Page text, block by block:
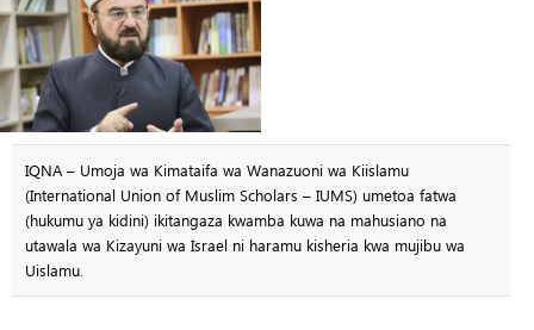
IQNA – Umoja wa Kimataifa wa Wanazuoni wa Kiislamu
(International Union of Muslim Scholars – IUMS) umetoa fatwa
(hukumu ya kidini) ikitangaza kwamba kuwa na mahusiano na
utawala wa Kizayuni wa Israel ni haramu kisheria kwa mujibu wa
Uislamu.